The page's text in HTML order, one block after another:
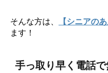
そんな方は、 【シニアの
ます！
手っ取り早く電話